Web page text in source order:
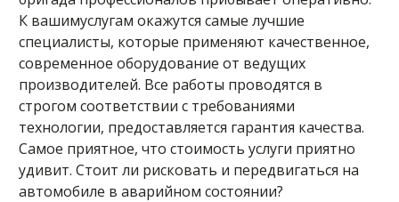
К вашимуслугам окажутся самые лучшие
специалисты, которые применяют качественное,
современное оборудование от ведущих
производителей. Все работы проводятся в
строгом соответствии с требованиями
технологии, предоставляется гарантия качества.
Самое приятное, что стоимость услуги приятно
удивит. Стоит ли рисковать и передвигаться на
автомобиле в аварийном состоянии?